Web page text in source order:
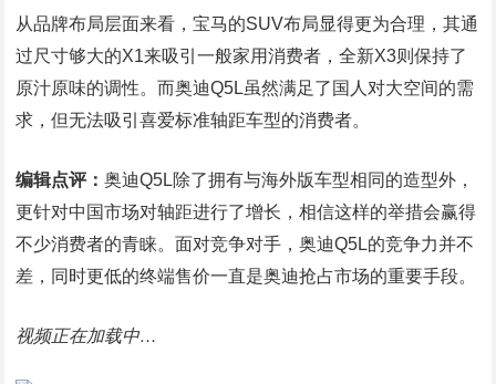
从品牌布局层面来看，宝马的SUV布局显得更为合理，其通
过尺寸够大的X1来吸引一般家用消费者，全新X3则保持了
原汁原味的调性。而奥迪Q5L虽然满足了国人对大空间的需
求，但无法吸引喜爱标准轴距车型的消费者。
编辑点评：奥迪Q5L除了拥有与海外版车型相同的造型外，
更针对中国市场对轴距进行了增长，相信这样的举措会赢得
不少消费者的青睐。面对竞争对手，奥迪Q5L的竞争力并不
差，同时更低的终端售价一直是奥迪抢占市场的重要手段。
视频正在加载中…